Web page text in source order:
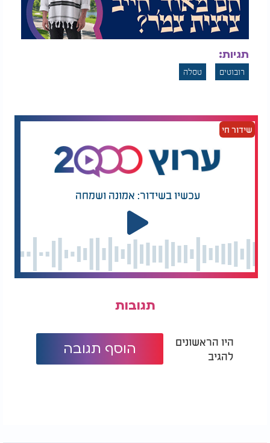
תגיות:
רובוטים טסלה
שידור חי
עכשיו בשידור: אמונה ושמחה
תגובות
היו הראשונים
להגיב
הוסף תגובה